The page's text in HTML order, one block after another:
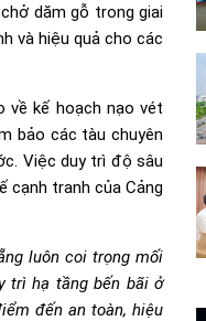
dăm gỗ trong giai
và hiệu quả cho các
về kế hoạch nạo vét
bảo các tàu chuyên
Việc duy trì độ sâu
cạnh tranh của Cảng
luôn coi trọng mối
trì hạ tầng bến bãi ở
đến an toàn, hiệu